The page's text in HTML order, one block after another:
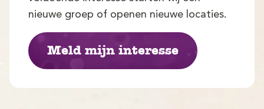
nieuwe groep of openen nieuwe locaties.
Meld mijn interesse